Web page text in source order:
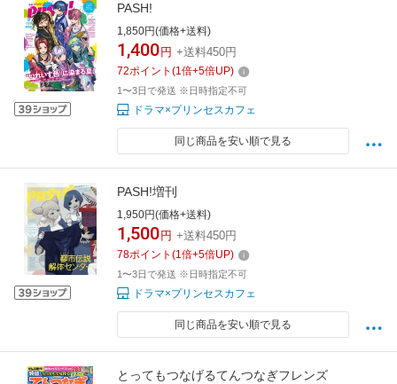
PASH!
1,850円(価格+送料)
1,400 円 +送料450円
72ポイント (1倍+5倍UP)
1〜3日で発送 ※日時指定不可
ドラマ×プリンセスカフェ
同じ商品を安い順で見る
PASH!増刊
1,950円(価格+送料)
1,500 円 +送料450円
78ポイント (1倍+5倍UP)
1〜3日で発送 ※日時指定不可
ドラマ×プリンセスカフェ
同じ商品を安い順で見る
とってもつなげるてんつなぎフレンズ